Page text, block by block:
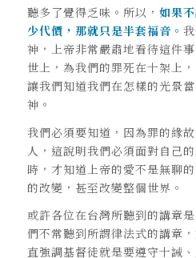
聽多了覺得乏味。所以， 如果
少代價，那就只是半套福音。
神，上帝非常嚴肅地看待這件
世上，為我們的罪死在十架上
讓我們知道我們在怎樣的光景
神。
我們必須要知道，因為罪的緣
人，這說明我們必須面對自己
時，才知道上帝的愛不是無聊
的改變，甚至改變整個世界。
或許各位在台灣所聽到的講章
們不常聽到所謂律法式的講章
直強調基督徒就是要遵守十誡